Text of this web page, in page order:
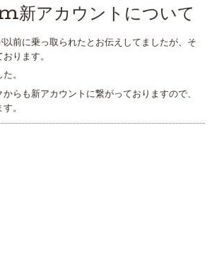
アカウントについて
前に乗っ取られたとお伝えしてましたが、そ
ります。
。
らも新アカウントに繋がっておりますので、
。